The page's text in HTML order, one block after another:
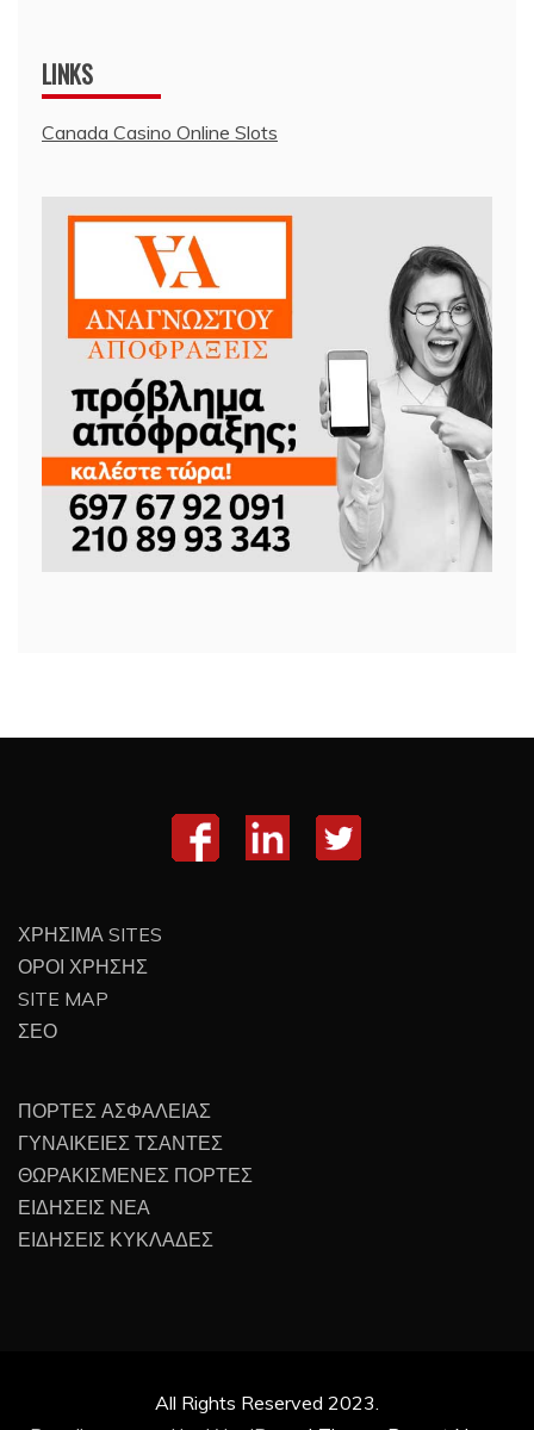
LINKS
Canada Casino Online Slots
ΧΡΗΣΙΜΑ SITES
ΟΡΟΙ ΧΡΗΣΗΣ
SITE MAP
ΣΕΟ
ΠΟΡΤΕΣ ΑΣΦΑΛΕΙΑΣ
ΓΥΝΑΙΚΕΙΕΣ ΤΣΑΝΤΕΣ
ΘΩΡΑΚΙΣΜΕΝΕΣ ΠΟΡΤΕΣ
ΕΙΔΗΣΕΙΣ ΝΕΑ
ΕΙΔΗΣΕΙΣ ΚΥΚΛΑΔΕΣ
All Rights Reserved 2023.